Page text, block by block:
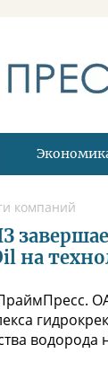
компаний
на